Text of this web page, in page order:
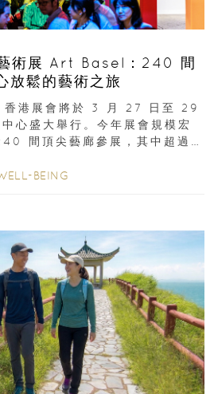
術展 Art Basel：240 間
放鬆的藝術之旅
港展會將於 3 月 27 日至 29
心盛大舉行。今年展會規模宏
間頂尖藝廊參展，其中超過半
BEING